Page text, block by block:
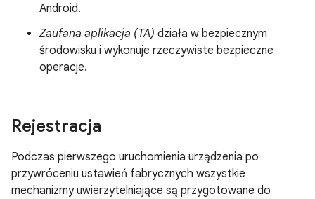
Android.
Zaufana aplikacja (TA) działa w bezpiecznym
środowisku i wykonuje rzeczywiste bezpieczne
operacje.
Rejestracja
Podczas pierwszego uruchomienia urządzenia po
przywróceniu ustawień fabrycznych wszystkie
mechanizmy uwierzytelniające są przygotowane do